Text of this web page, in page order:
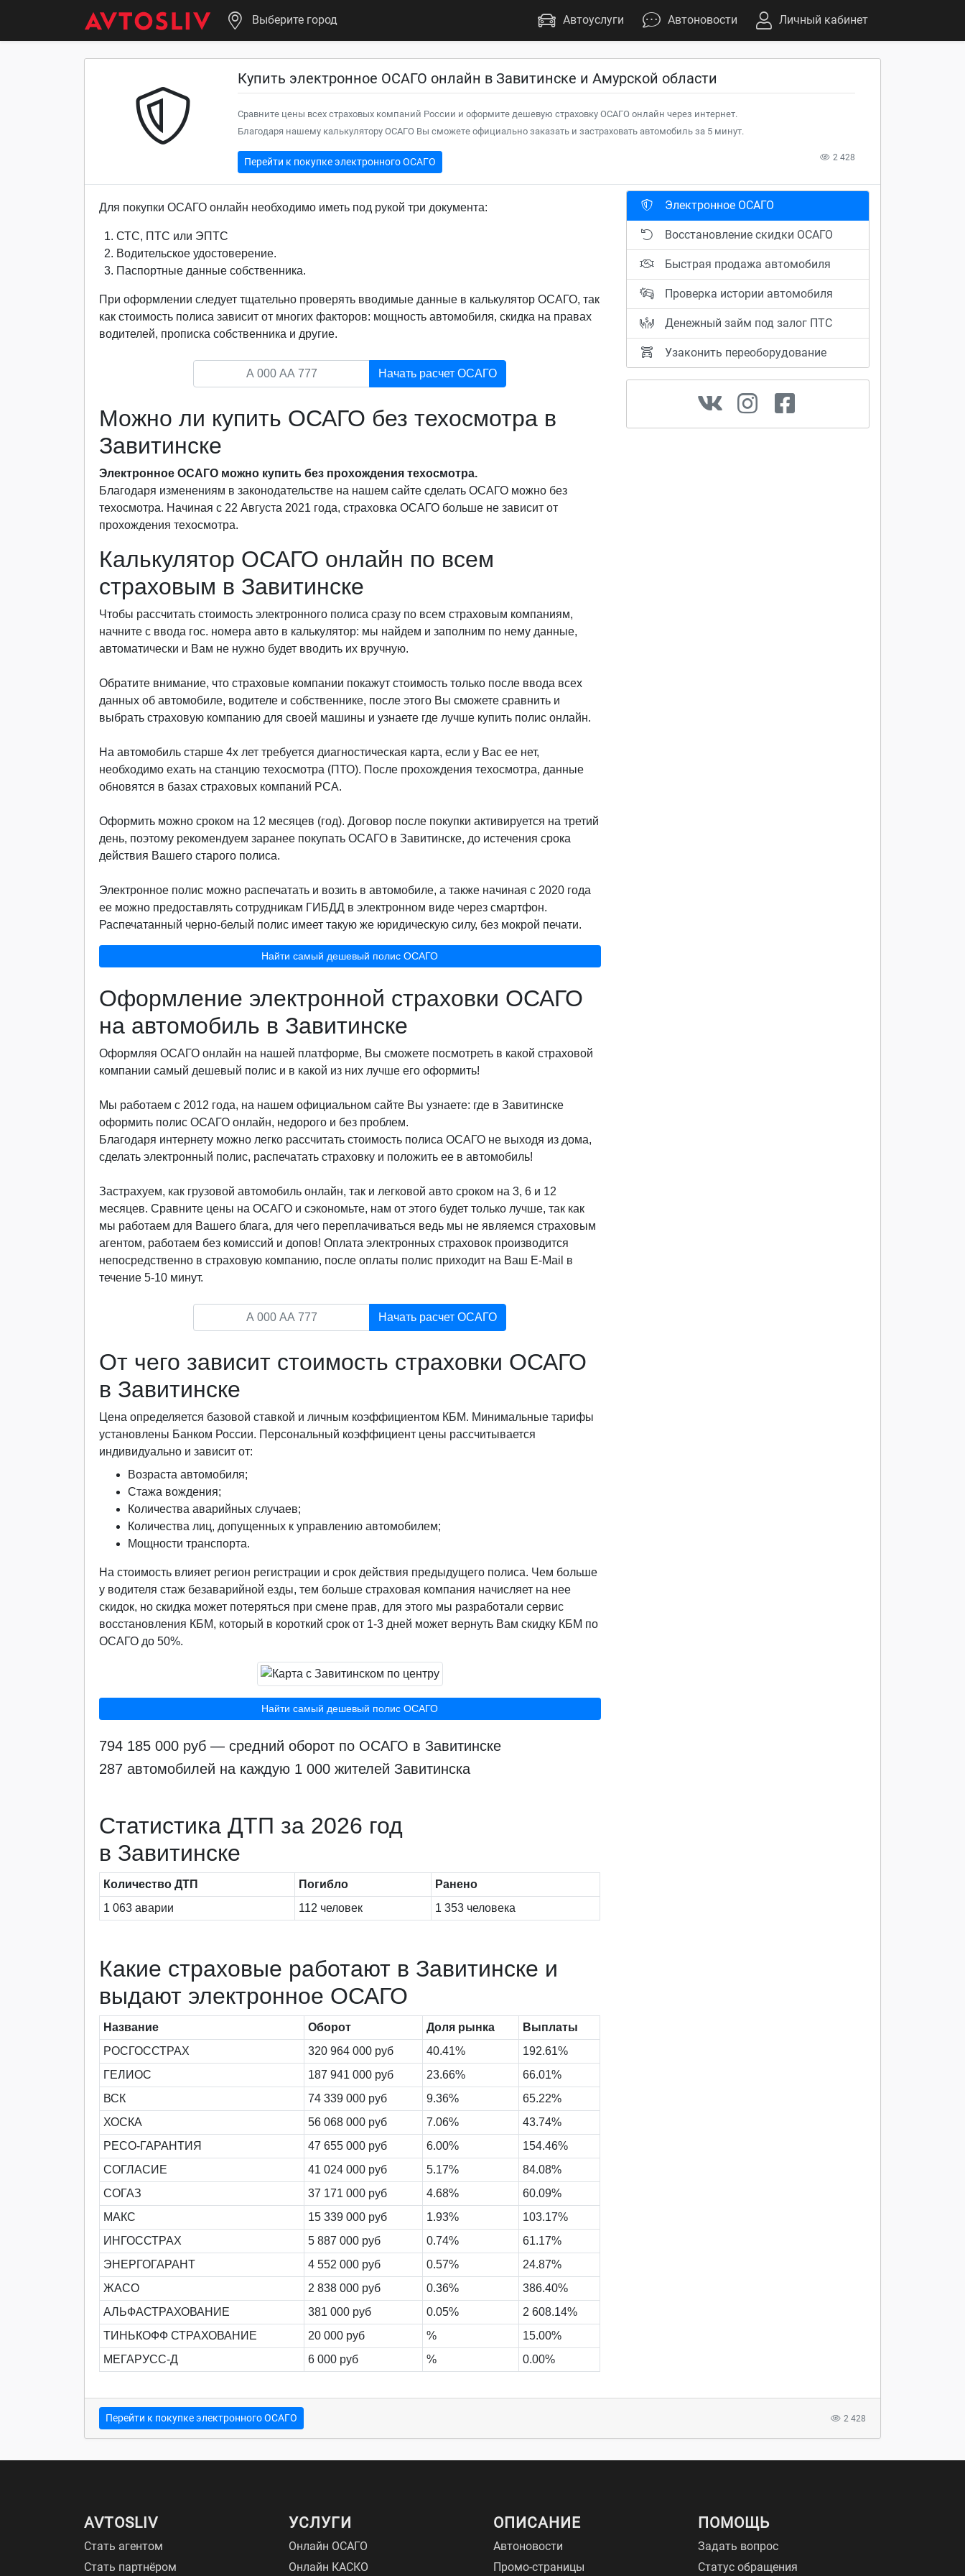
Выберите город Автоуслуги Автоновости Личный кабинет
Купить электронное ОСАГО онлайн в Завитинске и Амурской области
Сравните цены всех страховых компаний России и оформите дешевую страховку ОСАГО онлайн через интернет.
Благодаря нашему калькулятору ОСАГО Вы сможете официально заказать и застраховать автомобиль за 5 минут.
Перейти к покупке электронного ОСАГО 2 428
Для покупки ОСАГО онлайн необходимо иметь под рукой три документа:
СТС, ПТС или ЭПТС
Водительское удостоверение.
Паспортные данные собственника.
При оформлении следует тщательно проверять вводимые данные в калькулятор ОСАГО, так
как стоимость полиса зависит от многих факторов: мощность автомобиля, скидка на правах
водителей, прописка собственника и другие.
Начать расчет ОСАГО
Можно ли купить ОСАГО без техосмотра в
Завитинске
Электронное ОСАГО можно купить без прохождения техосмотра.
Благодаря изменениям в законодательстве на нашем сайте сделать ОСАГО можно без
техосмотра. Начиная с 22 Августа 2021 года, страховка ОСАГО больше не зависит от
прохождения техосмотра.
Калькулятор ОСАГО онлайн по всем
страховым в Завитинске
Чтобы рассчитать стоимость электронного полиса сразу по всем страховым компаниям,
начните с ввода гос. номера авто в калькулятор: мы найдем и заполним по нему данные,
автоматически и Вам не нужно будет вводить их вручную.
Обратите внимание, что страховые компании покажут стоимость только после ввода всех
данных об автомобиле, водителе и собственнике, после этого Вы сможете сравнить и
выбрать страховую компанию для своей машины и узнаете где лучше купить полис онлайн.
На автомобиль старше 4х лет требуется диагностическая карта, если у Вас ее нет,
необходимо ехать на станцию техосмотра (ПТО). После прохождения техосмотра, данные
обновятся в базах страховых компаний РСА.
Оформить можно сроком на 12 месяцев (год). Договор после покупки активируется на третий
день, поэтому рекомендуем заранее покупать ОСАГО в Завитинске, до истечения срока
действия Вашего старого полиса.
Электронное полис можно распечатать и возить в автомобиле, а также начиная с 2020 года
ее можно предоставлять сотрудникам ГИБДД в электронном виде через смартфон.
Распечатанный черно-белый полис имеет такую же юридическую силу, без мокрой печати.
Найти самый дешевый полис ОСАГО
Оформление электронной страховки ОСАГО
на автомобиль в Завитинске
Оформляя ОСАГО онлайн на нашей платформе, Вы сможете посмотреть в какой страховой
компании самый дешевый полис и в какой из них лучше его оформить!
Мы работаем с 2012 года, на нашем официальном сайте Вы узнаете: где в Завитинске
оформить полис ОСАГО онлайн, недорого и без проблем.
Благодаря интернету можно легко рассчитать стоимость полиса ОСАГО не выходя из дома,
сделать электронный полис, распечатать страховку и положить ее в автомобиль!
Застрахуем, как грузовой автомобиль онлайн, так и легковой авто сроком на 3, 6 и 12
месяцев. Сравните цены на ОСАГО и сэкономьте, нам от этого будет только лучше, так как
мы работаем для Вашего блага, для чего переплачиваться ведь мы не являемся страховым
агентом, работаем без комиссий и допов! Оплата электронных страховок производится
непосредственно в страховую компанию, после оплаты полис приходит на Ваш E-Mail в
течение 5-10 минут.
Начать расчет ОСАГО
От чего зависит стоимость страховки ОСАГО
в Завитинске
Цена определяется базовой ставкой и личным коэффициентом КБМ. Минимальные тарифы
установлены Банком России. Персональный коэффициент цены рассчитывается
индивидуально и зависит от:
Возраста автомобиля;
Стажа вождения;
Количества аварийных случаев;
Количества лиц, допущенных к управлению автомобилем;
Мощности транспорта.
На стоимость влияет регион регистрации и срок действия предыдущего полиса. Чем больше
у водителя стаж безаварийной езды, тем больше страховая компания начисляет на нее
скидок, но скидка может потеряться при смене прав, для этого мы разработали сервис
восстановления КБМ, который в короткий срок от 1-3 дней может вернуть Вам скидку КБМ по
ОСАГО до 50%.
Найти самый дешевый полис ОСАГО
794 185 000 руб — средний оборот по ОСАГО в Завитинске
287 автомобилей на каждую 1 000 жителей Завитинска
Статистика ДТП за 2026 год
в Завитинске
Количество ДТП Погибло
Ранено
1 063 аварии
112 человек 1 353 человека
Какие страховые работают в Завитинске и
выдают электронное ОСАГО
Название Оборот Доля рынка
Выплаты
РОСГОССТРАХ
320 964 000 руб 40.41%
192.61%
ГЕЛИОС
187 941 000 руб 23.66%
66.01%
ВСК
74 339 000 руб 9.36%
65.22%
ХОСКА
56 068 000 руб 7.06%
43.74%
РЕСО-ГАРАНТИЯ
47 655 000 руб 6.00%
154.46%
СОГЛАСИЕ
41 024 000 руб 5.17%
84.08%
СОГАЗ
37 171 000 руб 4.68%
60.09%
МАКС
15 339 000 руб 1.93%
103.17%
ИНГОССТРАХ
5 887 000 руб 0.74%
61.17%
ЭНЕРГОГАРАНТ
4 552 000 руб 0.57%
24.87%
ЖАСО
2 838 000 руб 0.36%
386.40%
АЛЬФАСТРАХОВАНИЕ
381 000 руб 0.05%
2 608.14%
ТИНЬКОФФ СТРАХОВАНИЕ
20 000 руб %
15.00%
МЕГАРУСС-Д
6 000 руб % 0.00%
Электронное ОСАГО
Восстановление скидки ОСАГО
Быстрая продажа автомобиля
Проверка истории автомобиля
Денежный займ под залог ПТС
Узаконить переоборудование
Перейти к покупке электронного ОСАГО 2 428
AVTOSLIV
Стать агентом
Стать партнёром
УСЛУГИ
Онлайн ОСАГО
Онлайн КАСКО
ОПИСАНИЕ
Автоновости
Промо-страницы
ПОМОЩЬ
Задать вопрос
Статус обращения